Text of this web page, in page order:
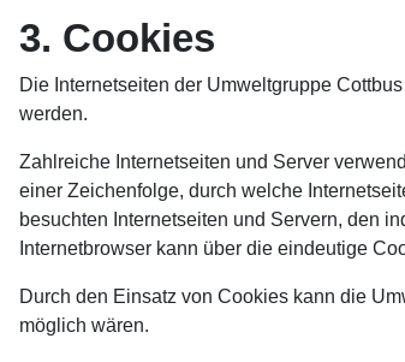
3. Cookies
Die Internetseiten der Umweltgruppe
werden.
Zahlreiche Internetseiten und Server
einer Zeichenfolge, durch welche
besuchten Internetseiten und Servern, den
Internetbrowser kann über die eindeutige
Durch den Einsatz von Cookies kann die
möglich wären.